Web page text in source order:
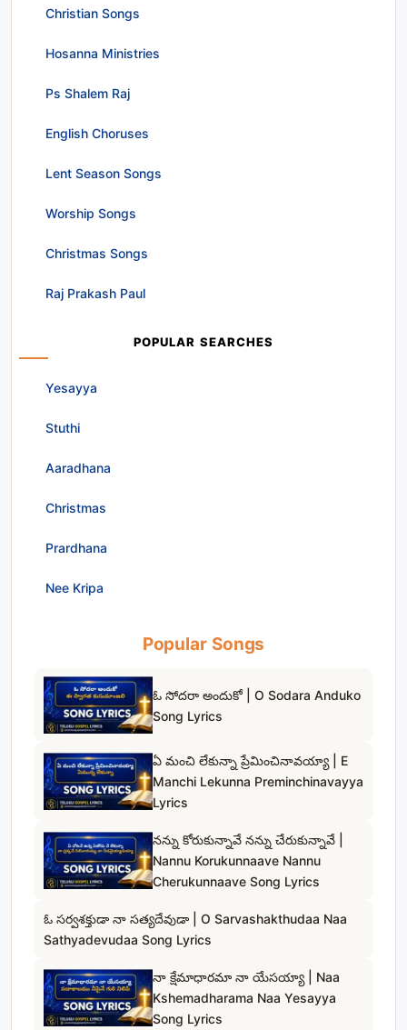
Christian Songs
Hosanna Ministries
Ps Shalem Raj
English Choruses
Lent Season Songs
Worship Songs
Christmas Songs
Raj Prakash Paul
POPULAR SEARCHES
Yesayya
Stuthi
Aaradhana
Christmas
Prardhana
Nee Kripa
Popular Songs
ఓ సోదరా అందుకో | O Sodara Anduko
Song Lyrics
ఏ మంచి లేకున్నా ప్రేమించినావయ్యా | E
Manchi Lekunna Preminchinavayya
Lyrics
నన్ను కోరుకున్నావే నన్ను చేరుకున్నావే |
Nannu Korukunnaave Nannu
Cherukunnaave Song Lyrics
ఓ సర్వశక్తుడా నా సత్యదేవుడా | O Sarvashakthudaa Naa
Sathyadevudaa Song Lyrics
నా క్షేమాధారమా నా యేసయ్యా | Naa
Kshemadharama Naa Yesayya
Song Lyrics